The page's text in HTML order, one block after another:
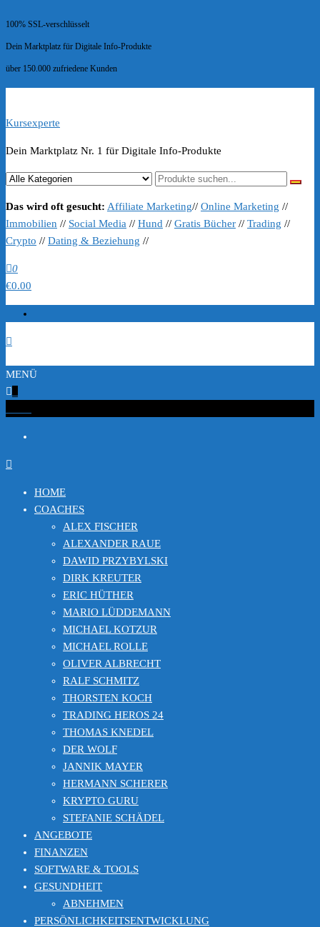
100% SSL-verschlüsselt
Dein Marktplatz für Digitale Info-Produkte
über 150.000 zufriedene Kunden
Kursexperte
Dein Marktplatz Nr. 1 für Digitale Info-Produkte
Das wird oft gesucht: Affiliate Marketing// Online Marketing //
Immobilien // Social Media // Hund // Gratis Bücher // Trading //
Crypto // Dating & Beziehung //
0
€0.00
MENÜ
HOME
COACHES
ALEX FISCHER
ALEXANDER RAUE
DAWID PRZYBYLSKI
DIRK KREUTER
ERIC HÜTHER
MARIO LÜDDEMANN
MICHAEL KOTZUR
MICHAEL ROLLE
OLIVER ALBRECHT
RALF SCHMITZ
THORSTEN KOCH
TRADING HEROS 24
THOMAS KNEDEL
DER WOLF
JANNIK MAYER
HERMANN SCHERER
KRYPTO GURU
STEFANIE SCHÄDEL
ANGEBOTE
FINANZEN
SOFTWARE & TOOLS
GESUNDHEIT
ABNEHMEN
PERSÖNLICHKEITSENTWICKLUNG